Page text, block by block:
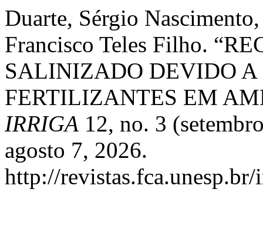
Duarte, Sérgio
Francisco Teles Filho.
SALINIZADO DEVIDO A
FERTILIZANTES EM
IRRIGA 12, no. 3
agosto 7, 2026.
http://